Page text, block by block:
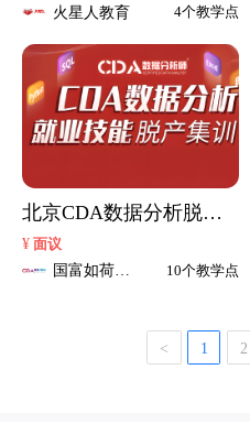
火星人教育 4个教学点
北京CDA数据分析脱产
班
¥ 面议
国富如荷
10个教学点
< 1 2